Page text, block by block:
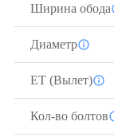
Ширина обода
Диаметр
ЕТ (Вылет)
Кол-во болтов